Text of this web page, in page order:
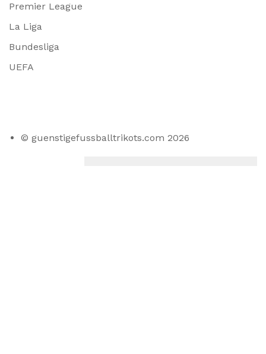
Premier League
La Liga
Bundesliga
UEFA
© guenstigefussballtrikots.com 2026